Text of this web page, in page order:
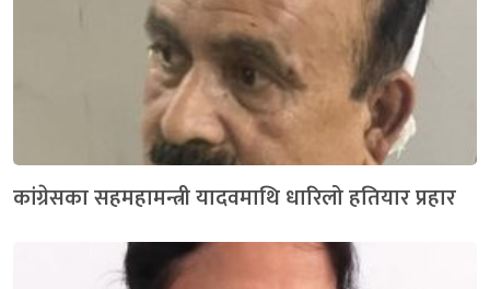
कांग्रेसका सहमहामन्त्री यादवमाथि धारिलो हतियार प्रहार